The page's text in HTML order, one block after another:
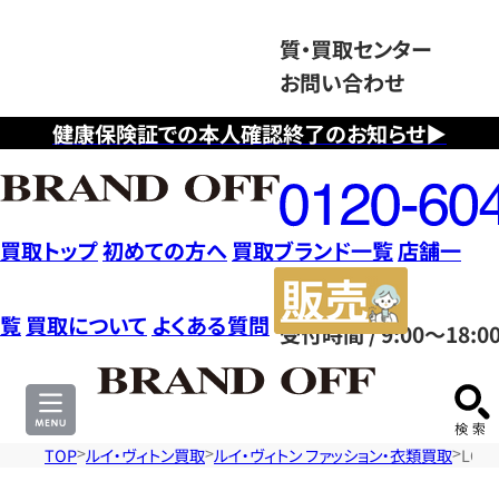
健康保険証での本人確認終了のお知らせ▶
質・買取センター
お問い合わせ
フ
リ
ー
ダ
イ
ヤ
ル
0120604117
受付時間 / 9:00～
買取トップ初めての方へ 買取ブランド一覧店舗一
覧 買取について よくある質問
サ
TOP ルイ・ヴィトン買取 ルイ・ヴィトン ファッション・衣類買取